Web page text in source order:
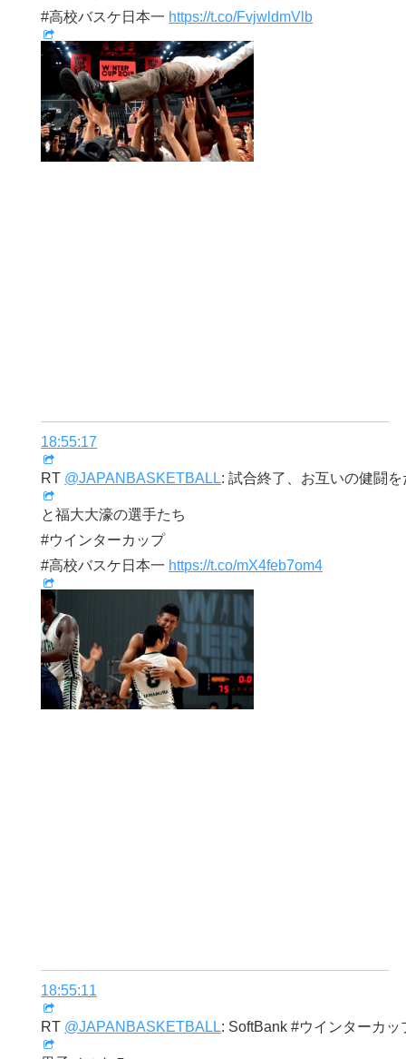
#高校バスケ日本一 https://t.co/FvjwldmVlb
18:55:17
RT @JAPANBASKETBALL: 試合終了、お互いの健闘
と福大大濠の選手たち
#ウインターカップ
#高校バスケ日本一 https://t.co/mX4feb7om4
18:55:11
RT @JAPANBASKETBALL: SoftBank #ウインターカッ